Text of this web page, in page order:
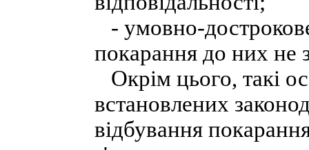
- умовно-
покарання до них не
Окрім цього, такі
встановлених
відбування